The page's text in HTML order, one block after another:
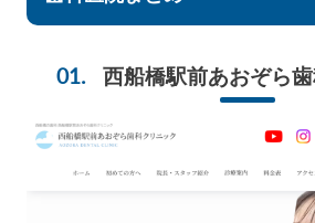
西船橋駅前あおぞら